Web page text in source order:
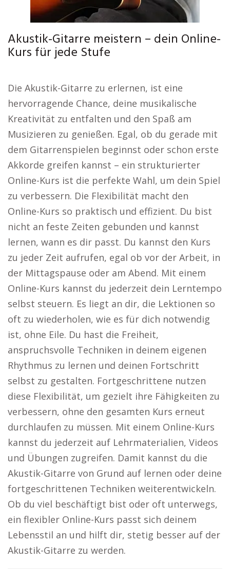
Akustik-Gitarre meistern – dein Online-
Kurs für jede Stufe
Die Akustik-Gitarre zu erlernen, ist eine
hervorragende Chance, deine musikalische
Kreativität zu entfalten und den Spaß am
Musizieren zu genießen. Egal, ob du gerade mit
dem Gitarrenspielen beginnst oder schon erste
Akkorde greifen kannst – ein strukturierter
Online-Kurs ist die perfekte Wahl, um dein Spiel
zu verbessern. Die Flexibilität macht den
Online-Kurs so praktisch und effizient. Du bist
nicht an feste Zeiten gebunden und kannst
lernen, wann es dir passt. Du kannst den Kurs
zu jeder Zeit aufrufen, egal ob vor der Arbeit, in
der Mittagspause oder am Abend. Mit einem
Online-Kurs kannst du jederzeit dein Lerntempo
selbst steuern. Es liegt an dir, die Lektionen so
oft zu wiederholen, wie es für dich notwendig
ist, ohne Eile. Du hast die Freiheit,
anspruchsvolle Techniken in deinem eigenen
Rhythmus zu lernen und deinen Fortschritt
selbst zu gestalten. Fortgeschrittene nutzen
diese Flexibilität, um gezielt ihre Fähigkeiten zu
verbessern, ohne den gesamten Kurs erneut
durchlaufen zu müssen. Mit einem Online-Kurs
kannst du jederzeit auf Lehrmaterialien, Videos
und Übungen zugreifen. Damit kannst du die
Akustik-Gitarre von Grund auf lernen oder deine
fortgeschrittenen Techniken weiterentwickeln.
Ob du viel beschäftigt bist oder oft unterwegs,
ein flexibler Online-Kurs passt sich deinem
Lebensstil an und hilft dir, stetig besser auf der
Akustik-Gitarre zu werden.